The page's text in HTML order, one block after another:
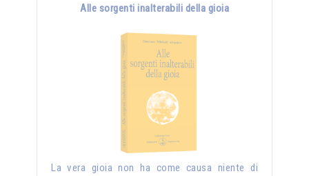
Alle sorgenti inalterabili della gioia
La vera gioia non ha come causa niente di